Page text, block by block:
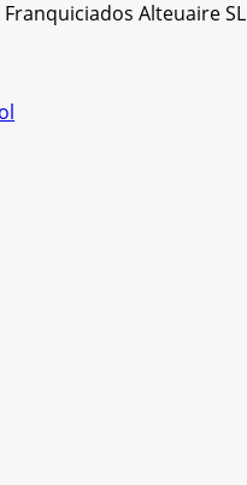
Alteuaire SL